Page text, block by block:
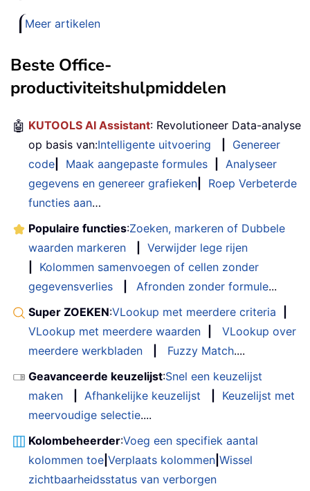
Meer artikelen
Beste Office-
productiviteitshulpmiddelen
🤖 KUTOOLS AI Assistant: Revolutioneer Data-analyse
op basis van:Intelligente uitvoering
Genereer
code
Maak aangepaste formules
Analyseer
gegevens en genereer grafieken
Roep Verbeterde
functies aan…
Populaire functies:Zoeken, markeren of Dubbele
waarden markeren
Verwijder lege rijen
Kolommen samenvoegen of cellen zonder
gegevensverlies
Afronden zonder formule...
Super ZOEKEN:VLookup met meerdere criteria
VLookup met meerdere waarden
VLookup over
meerdere werkbladen
Fuzzy Match....
Geavanceerde keuzelijst:Snel een keuzelijst
maken
Afhankelijke keuzelijst
Keuzelijst met
meervoudige selectie....
Kolombeheerder:Voeg een specifiek aantal
kolommen toe Verplaats kolommen Wissel
zichtbaarheidsstatus van verborgen